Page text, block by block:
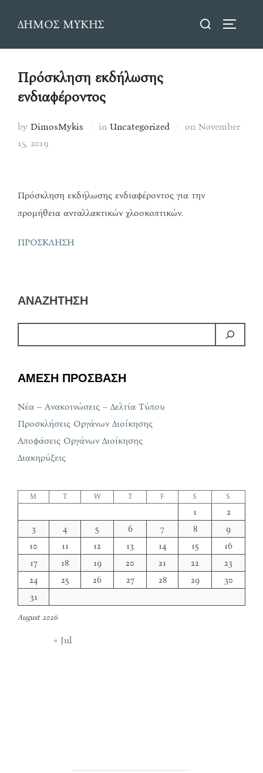
ΔΗΜΟΣ ΜΥΚΗΣ
Search
Πρόσκληση εκδήλωσης
ενδιαφέροντος
by DimosMykis in Uncategorized on Posted
November
15, 2019
Πρόσκληση εκδήλωσης ενδιαφέροντος για την
προμήθεια ανταλλακτικών χλοοκοπτικών.
ΠΡΟΣΚΛΗΣΗ
ΑΝΑΖΗΤΗΣΗ
ΑΜΕΣΗ ΠΡΟΣΒΑΣΗ
Νέα – Ανακοινώσεις – Δελτία Τύπου
Προσκλήσεις Οργάνων Διοίκησης
Αποφάσεις Οργάνων Διοίκησης
Διακηρύξεις
August 2026
M T W T F S S
1
2
3
4 5 6 7 8
9
10
11 12 13 14 15
16
17
18 19 20 21 22
23
24
25 26 27 28 29
30
31
« Jul